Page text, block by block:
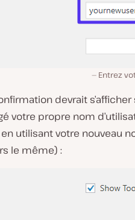
Entrez
devrait
votre propre nom
utilisant votre nouveau
le même) :